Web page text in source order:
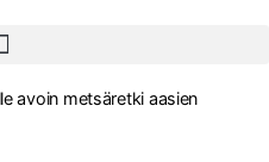
avoin metsäretki aasien